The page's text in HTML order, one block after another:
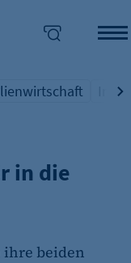
in die
ihre beiden